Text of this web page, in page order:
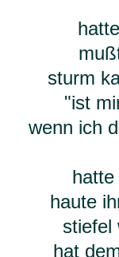
sturm
"ist
wenn ich
haute
stiefel
hat